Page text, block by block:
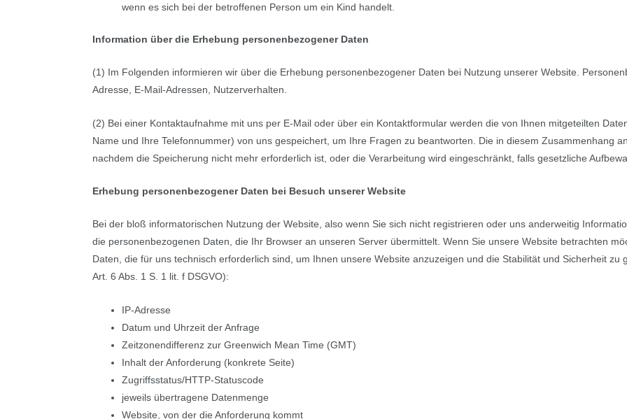
wenn es sich bei der betroffenen Person um ein Kind handelt.
Information über die Erhebung personenbezogener Daten
(1) Im Folgenden informieren wir über die Erhebung personenbezogener Daten bei Nutzung unserer Website.
Adresse, E-Mail-Adressen, Nutzerverhalten.
(2) Bei einer Kontaktaufnahme mit uns per E-Mail oder über ein Kontaktformular werden die von Ihnen mitgeteilten
Name und Ihre Telefonnummer) von uns gespeichert, um Ihre Fragen zu beantworten. Die in diesem Zusammenhang
nachdem die Speicherung nicht mehr erforderlich ist, oder die Verarbeitung wird eingeschränkt, falls gesetzliche
Erhebung personenbezogener Daten bei Besuch unserer Website
Bei der bloß informatorischen Nutzung der Website, also wenn Sie sich nicht registrieren oder uns anderweitig
die personenbezogenen Daten, die Ihr Browser an unseren Server übermittelt. Wenn Sie unsere Website betrachten
Daten, die für uns technisch erforderlich sind, um Ihnen unsere Website anzuzeigen und die Stabilität und Sicherheit zu
Art. 6 Abs. 1 S. 1 lit. f DSGVO):
IP-Adresse
Datum und Uhrzeit der Anfrage
Zeitzonendifferenz zur Greenwich Mean Time (GMT)
Inhalt der Anforderung (konkrete Seite)
Zugriffsstatus/HTTP-Statuscode
jeweils übertragene Datenmenge
Website, von der die Anforderung kommt